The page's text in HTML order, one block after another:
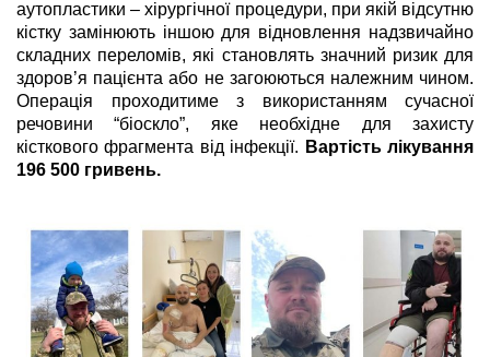
аутопластики – хірургічної процедури, при якій відсутню
кістку замінюють іншою для відновлення надзвичайно
складних переломів, які становлять значний ризик для
здоров’я пацієнта або не загоюються належним чином.
Операція проходитиме з використанням сучасної
речовини “біоскло”, яке необхідне для захисту
кісткового фрагмента від інфекції. Вартість лікування
196 500 гривень.